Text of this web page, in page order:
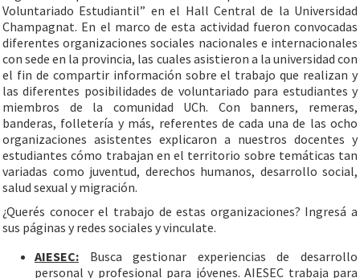
Voluntariado Estudiantil” en el Hall Central de la Universidad
Champagnat. En el marco de esta actividad fueron convocadas
diferentes organizaciones sociales nacionales e internacionales
con sede en la provincia, las cuales asistieron a la universidad con
el fin de compartir información sobre el trabajo que realizan y
las diferentes posibilidades de voluntariado para estudiantes y
miembros de la comunidad UCh. Con banners, remeras,
banderas, folletería y más, referentes de cada una de las ocho
organizaciones asistentes explicaron a nuestros docentes y
estudiantes cómo trabajan en el territorio sobre temáticas tan
variadas como juventud, derechos humanos, desarrollo social,
salud sexual y migración.
¿Querés conocer el trabajo de estas organizaciones? Ingresá a
sus páginas y redes sociales y vinculate.
AIESEC:
Busca gestionar experiencias de desarrollo
personal y profesional para jóvenes. AIESEC trabaja para